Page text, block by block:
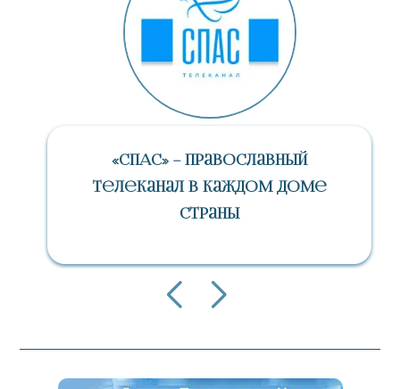
«СПАС» – Православный
Телеканал В Каждом Доме
Страны